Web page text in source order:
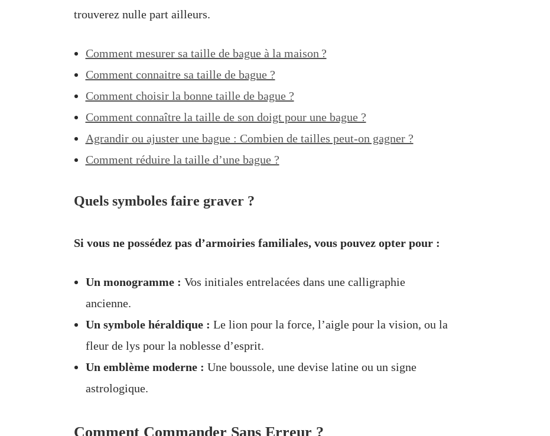
trouverez nulle part ailleurs.
Comment mesurer sa taille de bague à la maison ?
Comment connaitre sa taille de bague ?
Comment choisir la bonne taille de bague ?
Comment connaître la taille de son doigt pour une bague ?
Agrandir ou ajuster une bague : Combien de tailles peut-on gagner ?
Comment réduire la taille d’une bague ?
Quels symboles faire graver ?
Si vous ne possédez pas d’armoiries familiales, vous pouvez opter pour :
Un monogramme : Vos initiales entrelacées dans une calligraphie
ancienne.
Un symbole héraldique : Le lion pour la force, l’aigle pour la vision, ou la
fleur de lys pour la noblesse d’esprit.
Un emblème moderne : Une boussole, une devise latine ou un signe
astrologique.
Comment Commander Sans Erreur ?